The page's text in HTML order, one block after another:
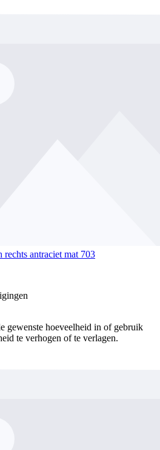
antraciet mat 703
gewenste hoeveelheid in of gebruik
te verhogen of te verlagen.